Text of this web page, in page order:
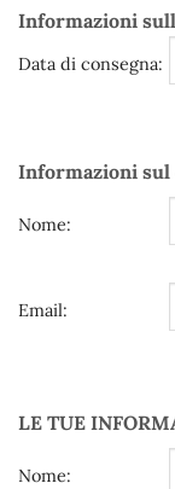
Informazioni
Data di consegna:
Informazioni
Nome:
Email:
LE TUE
Nome: